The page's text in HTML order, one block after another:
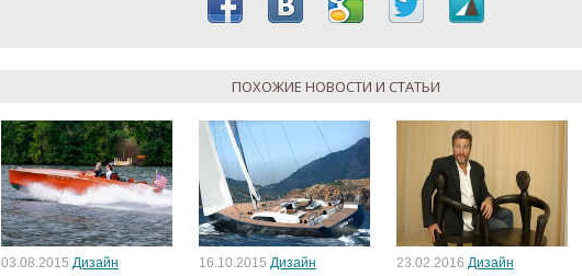
ПОХОЖИЕ НОВОСТИ И СТАТЬИ
03.08.2015 Дизайн 16.10.2015 Дизайн 23.02.2016 Дизайн